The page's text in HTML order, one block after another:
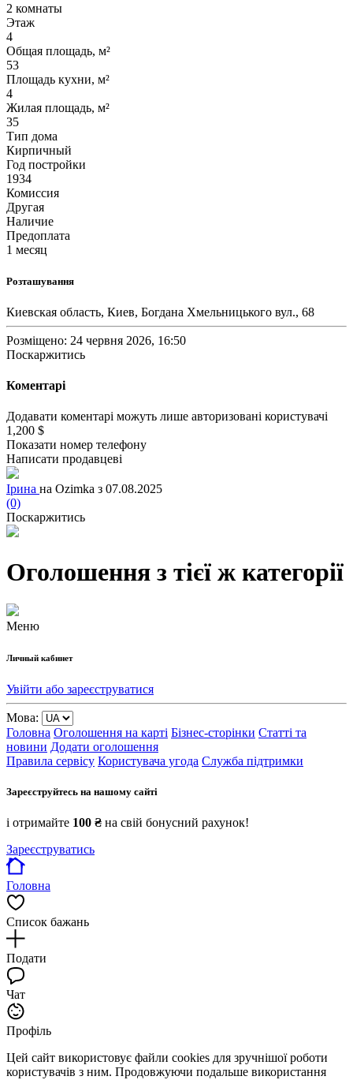
2 комнаты
Этаж
4
Общая площадь, м²
53
Площадь кухни, м²
4
Жилая площадь, м²
35
Тип дома
Кирпичный
Год постройки
1934
Комиссия
Другая
Наличие
Предоплата
1 месяц
Розташування
Киевская область, Киев, Богдана Хмельницького вул., 68
Розміщено: 24 червня 2026, 16:50
Поскаржитись
Коментарі
Додавати коментарі можуть лише авторизовані користувачі
1,200 $
Показати номер телефону
Написати продавцеві
Ірина на Ozimka з 07.08.2025
(0)
Поскаржитись
Оголошення з тієї ж категорії
Меню
Личный кабинет
Увійти або зареєструватися
Мова:
Головна Оголошення на карті Бізнес-сторінки Статті та
новини Додати оголошення
Правила сервісу Користувача угода Служба підтримки
Зареєструйтесь на нашому сайті
і отримайте 100 ₴ на свій бонусний рахунок!
Зареєструватись
Головна
Список бажань
Подати
Чат
Профіль
Цей сайт використовує файли cookies для зручнішої роботи
користувачів з ним. Продовжуючи подальше використання